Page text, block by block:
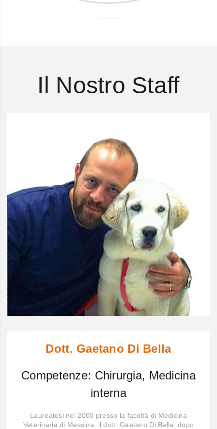
Il Nostro Staff
Dott. Gaetano Di Bella
Competenze: Chirurgia, Medicina
interna
Laureatosi nel 2000 presso la facoltà di Medicina
Veterinaria di Messina, il dott. Gaetano Di Bella, dopo